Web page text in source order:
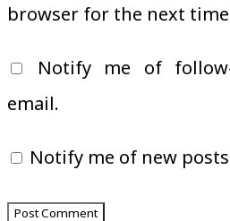
browser for the next
Notify me of
email.
Notify me of new